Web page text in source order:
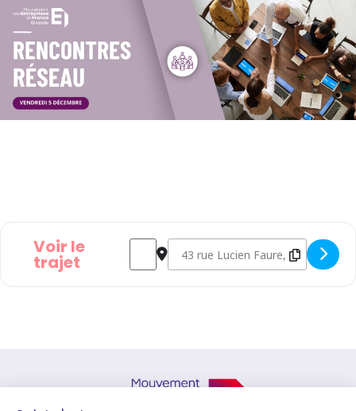
Voir le
trajet
Address - Rencontres réseau [J2dlcTtid]
Destination Address - Rencontres